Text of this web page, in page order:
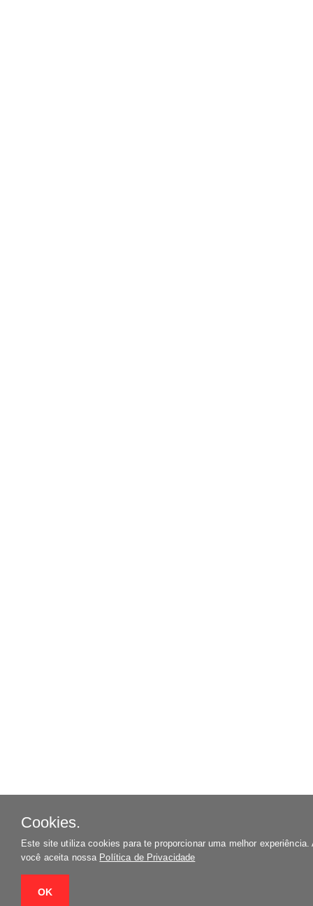
Cookies.
Este site utiliza cookies para te proporcionar uma melhor experiência.
você aceita nossa Política de Privacidade
OK